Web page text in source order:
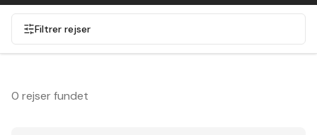
Filtrer rejser
0 rejser fundet